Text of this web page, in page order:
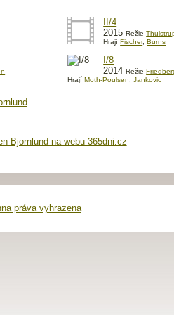
II/4
2015Režie
Hrají Fischer, Burns
I/8
2014Režie
Hrají Moth-Poulsen Jankovic
Bjornlund na webu 365dni.cz
práva vyhrazena